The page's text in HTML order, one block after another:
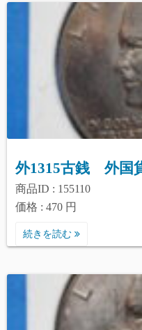
外1315古銭 外国
商品ID : 155110
価格 : 470 円
続きを読む